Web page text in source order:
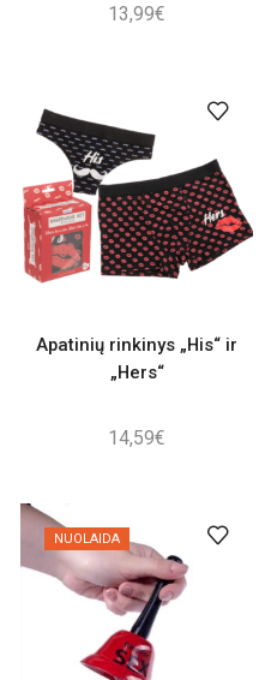
13,99€
Apatinių rinkinys „His“ ir
„Hers“
14,59€
NUOLAIDA